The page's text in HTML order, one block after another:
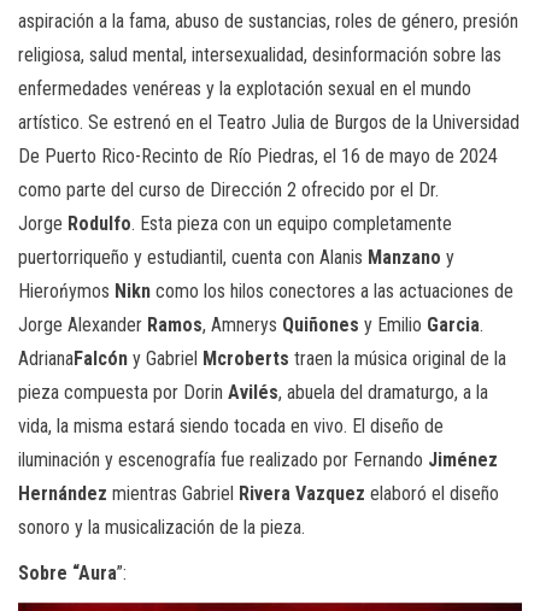
aspiración a la fama, abuso de sustancias, roles de género, presión
religiosa, salud mental, intersexualidad, desinformación sobre las
enfermedades venéreas y la explotación sexual en el mundo
artístico. Se estrenó en el Teatro Julia de Burgos de la Universidad
De Puerto Rico-Recinto de Río Piedras, el 16 de mayo de 2024
como parte del curso de Dirección 2 ofrecido por el Dr.
Jorge Rodulfo. Esta pieza con un equipo completamente
puertorriqueño y estudiantil, cuenta con Alanis Manzano y
Hierońymos Nikn como los hilos conectores a las actuaciones de
Jorge Alexander Ramos, Amnerys Quiñones y Emilio Garcia.
AdrianaFalcón y Gabriel Mcroberts traen la música original de la
pieza compuesta por Dorin Avilés, abuela del dramaturgo, a la
vida, la misma estará siendo tocada en vivo. El diseño de
iluminación y escenografía fue realizado por Fernando Jiménez
Hernández mientras Gabriel Rivera Vazquez elaboró el diseño
sonoro y la musicalización de la pieza.
Sobre “Aura”: